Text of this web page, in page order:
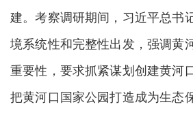
建。考察调研期间，习近平总书
境系统性和完整性出发，强调黄
重要性，要求抓紧谋划创建黄河
把黄河口国家公园打造成为生态